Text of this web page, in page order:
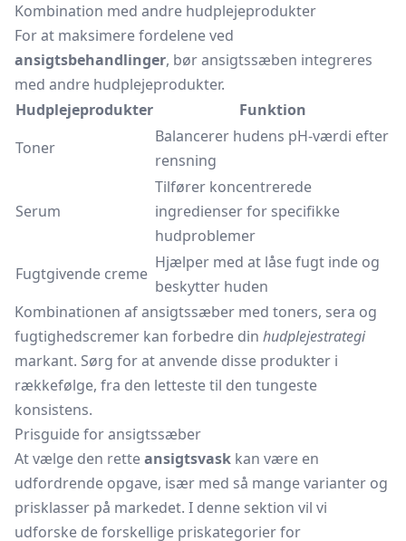
Kombination med andre hudplejeprodukter
For at maksimere fordelene ved
ansigtsbehandlinger, bør ansigtssæben integreres
med andre hudplejeprodukter.
Hudplejeprodukter
Funktion
Toner
Balancerer hudens pH-værdi efter
rensning
Serum
Tilfører koncentrerede
ingredienser for specifikke
hudproblemer
Fugtgivende creme
Hjælper med at låse fugt inde og
beskytter huden
Kombinationen af ansigtssæber med toners, sera og
fugtighedscremer kan forbedre din hudplejestrategi
markant. Sørg for at anvende disse produkter i
rækkefølge, fra den letteste til den tungeste
konsistens.
Prisguide for ansigtssæber
At vælge den retteansigtsvask kan være en
udfordrende opgave, især med så mange varianter og
prisklasser på markedet. I denne sektion vil vi
udforske de forskellige priskategorier for